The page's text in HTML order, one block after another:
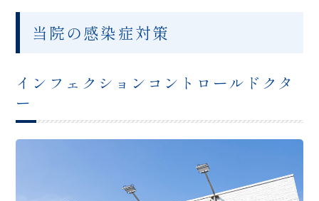
当院の感染症対策
インフェクションコントロールドクタ
ー